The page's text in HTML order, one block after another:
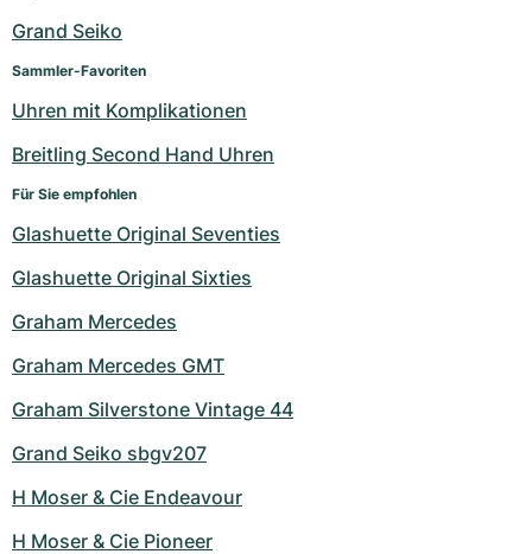
Grand Seiko
Sammler-Favoriten
Uhren mit Komplikationen
Breitling Second Hand Uhren
Für Sie empfohlen
Glashuette Original Seventies
Glashuette Original Sixties
Graham Mercedes
Graham Mercedes GMT
Graham Silverstone Vintage 44
Grand Seiko sbgv207
H Moser & Cie Endeavour
H Moser & Cie Pioneer